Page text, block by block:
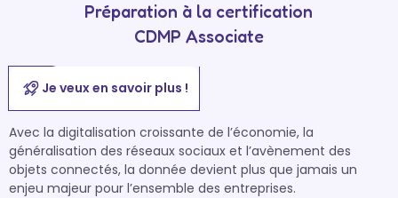
Préparation à la certification
CDMP Associate
Je veux en savoir plus !
Avec la digitalisation croissante de l’économie, la
généralisation des réseaux sociaux et l’avènement des
objets connectés, la donnée devient plus que jamais un
enjeu majeur pour l’ensemble des entreprises.